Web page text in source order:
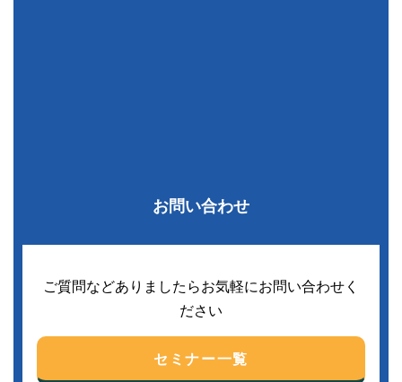
お問い合わせ
ご質問などありましたらお気軽にお問い合わせく
ださい
セミナー一覧